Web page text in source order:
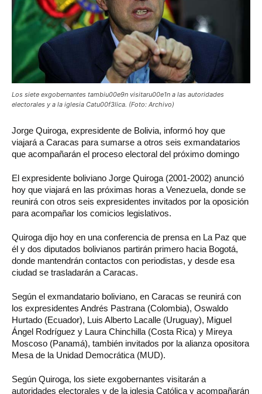
Los siete exgobernantes tambiu00e9n visitaru00e1n a las autoridades
electorales y a la iglesia Catu00f3lica. (Foto: Archivo)
Jorge Quiroga, expresidente de Bolivia, informó hoy que
viajará a Caracas para sumarse a otros seis exmandatarios
que acompañarán el proceso electoral del próximo domingo
El expresidente boliviano Jorge Quiroga (2001-2002) anunció
hoy que viajará en las próximas horas a Venezuela, donde se
reunirá con otros seis expresidentes invitados por la oposición
para acompañar los comicios legislativos.
Quiroga dijo hoy en una conferencia de prensa en La Paz que
él y dos diputados bolivianos partirán primero hacia Bogotá,
donde mantendrán contactos con periodistas, y desde esa
ciudad se trasladarán a Caracas.
Según el exmandatario boliviano, en Caracas se reunirá con
los expresidentes Andrés Pastrana (Colombia), Oswaldo
Hurtado (Ecuador), Luis Alberto Lacalle (Uruguay), Miguel
Ángel Rodríguez y Laura Chinchilla (Costa Rica) y Mireya
Moscoso (Panamá), también invitados por la alianza opositora
Mesa de la Unidad Democrática (MUD).
Según Quiroga, los siete exgobernantes visitarán a
autoridades electorales y de la iglesia Católica y acompañarán